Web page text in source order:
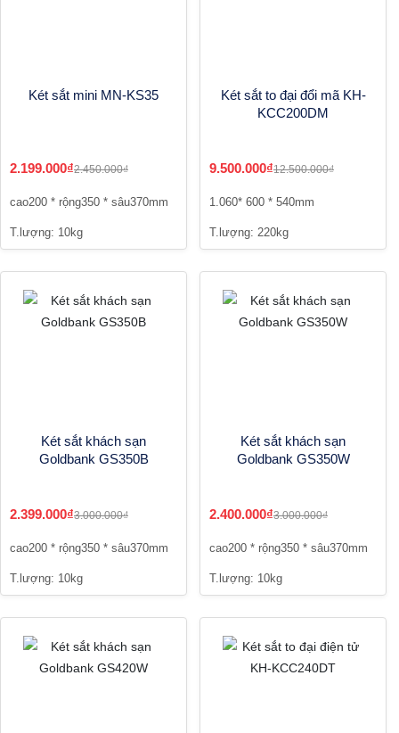
Két sắt mini MN-KS35
2.199.000₫2.450.000₫
cao200 * rộng350 * sâu370mm
T.lượng: 10kg
Két sắt to đại đổi mã KH-
KCC200DM
9.500.000₫12.500.000₫
1.060* 600 * 540mm
T.lượng: 220kg
Két sắt khách sạn
Goldbank GS350B
2.399.000₫3.000.000₫
cao200 * rộng350 * sâu370mm
T.lượng: 10kg
Két sắt khách sạn
Goldbank GS350W
2.400.000₫3.000.000₫
cao200 * rộng350 * sâu370mm
T.lượng: 10kg